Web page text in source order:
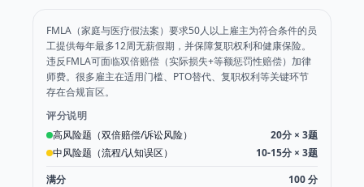
FMLA（家庭与医疗假法案）要求50人以上雇主为符合条件的员
工提供每年最多12周无薪假期，并保障复职权利和健康保险。
违反FMLA可面临双倍赔偿（实际损失+等额惩罚性赔偿）加律
师费。很多雇主在适用门槛、PTO替代、复职权利等关键环节
存在合规盲区。
评分说明
高风险题（双倍赔偿/诉讼风险）
20分 × 3题
中风险题（流程/认知误区）
10-15分 × 3题
满分
100分
Federal FMLA compliance
联邦FMLA家庭医疗假合规自